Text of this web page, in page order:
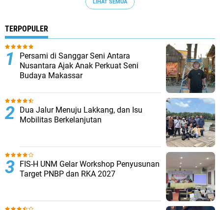
LIHAT SEMUA
TERPOPULER
Persami di Sanggar Seni Antara
Nusantara Ajak Anak Perkuat Seni
Budaya Makassar
Dua Jalur Menuju Lakkang, dan Isu
Mobilitas Berkelanjutan
FIS-H UNM Gelar Workshop Penyusunan
Target PNBP dan RKA 2027